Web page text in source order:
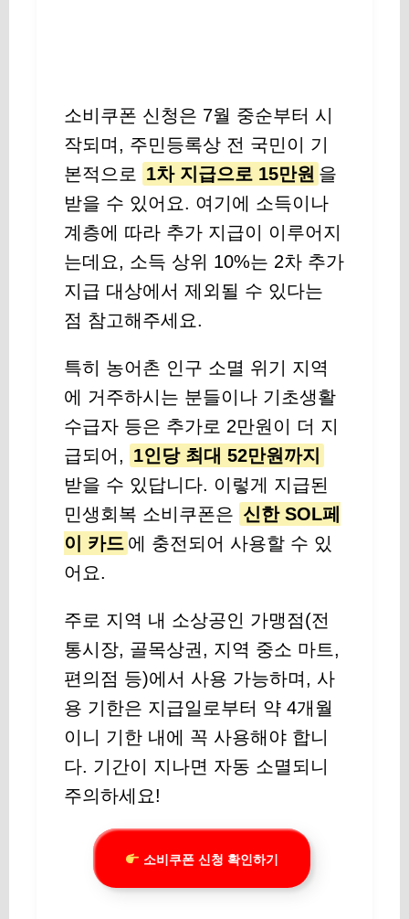
소비쿠폰 신청은 7월 중순부터 시
작되며, 주민등록상 전 국민이 기
본적으로
1차 지급으로 15만원 을
받을 수 있어요. 여기에 소득이나
계층에 따라 추가 지급이 이루어지
는데요, 소득 상위 10%는 2차 추가
지급 대상에서 제외될 수 있다는
점 참고해주세요.
특히 농어촌 인구 소멸 위기 지역
에 거주하시는 분들이나 기초생활
수급자 등은 추가로 2만원이 더 지
급되어, 1인당 최대 52만원까지
받을 수 있답니다. 이렇게 지급된
민생회복 소비쿠폰은 신한 SOL페
이 카드 에 충전되어 사용할 수 있
어요.
주로 지역 내 소상공인 가맹점(전
통시장, 골목상권, 지역 중소 마트,
편의점 등)에서 사용 가능하며, 사
용 기한은 지급일로부터 약 4개월
이니 기한 내에 꼭 사용해야 합니
다. 기간이 지나면 자동 소멸되니
주의하세요!
소비쿠폰 신청 확인하기